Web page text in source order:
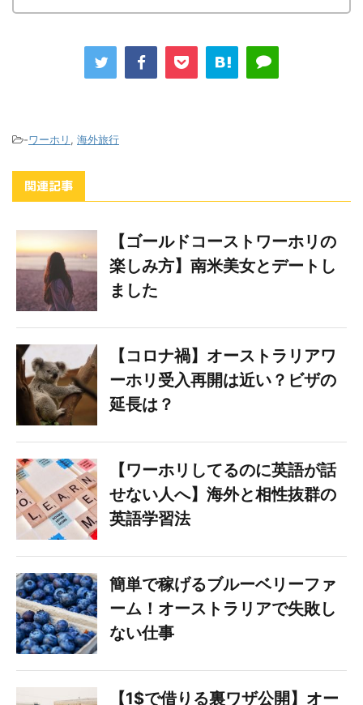
-ワーホリ , 海外旅行
関連記事
【ゴールドコーストワーホリの
楽しみ方】南米美女とデートし
ました
【コロナ禍】オーストラリアワ
ーホリ受入再開は近い？ビザの
延長は？
【ワーホリしてるのに英語が話
せない人へ】海外と相性抜群の
英語学習法
簡単で稼げるブルーベリーファ
ーム！オーストラリアで失敗し
ない仕事
【1$で借りる裏ワザ公開】オー